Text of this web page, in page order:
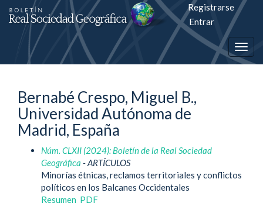
Salto
rápiso
a
página
contenido
Navegación
principal
Contenido
principal
Registrarse
Entrar
Bernabé Crespo, Miguel B.,
Universidad Autónoma de
Madrid, España
Núm. CLXII (2024): Boletín de la Real Sociedad
Geográfica - ARTÍCULOS
Minorías étnicas, reclamos territoriales y conflictos
políticos en los Balcanes Occidentales
Resumen PDF